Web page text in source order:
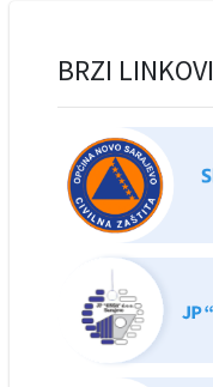
BRZI LINKOVI